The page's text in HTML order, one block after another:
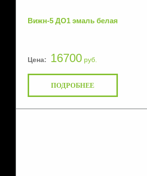
Вижн-5 ДО1 эмаль белая
Цена: 16700руб.
ПОДРОБНЕЕ